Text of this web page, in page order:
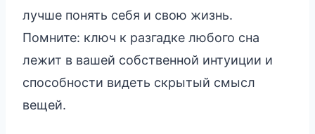
лучше понять себя и свою жизнь.
Помните: ключ к разгадке любого сна
лежит в вашей собственной интуиции и
способности видеть скрытый смысл
вещей.